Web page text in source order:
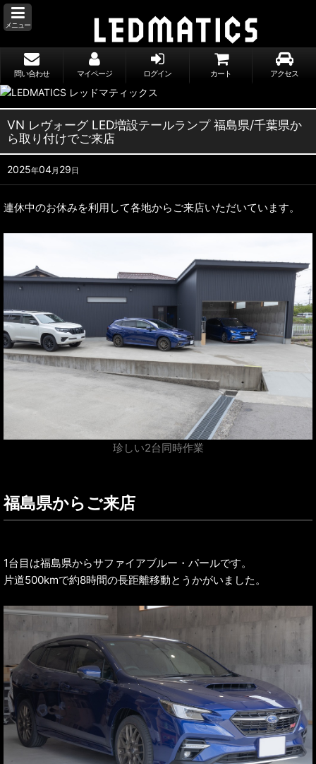
メニュー
問い合わせ マイページ ログイン カート アクセス
VN レヴォーグ LED増設テールランプ 福島県/千葉県か
ら取り付けでご来店
2025年04月 29日
連休中のお休みを利用して各地からご来店いただいています。
珍しい2台同時作業
福島県からご来店
1台目は福島県からサファイアブルー・パールです。
片道500kmで約8時間の長距離移動とうかがいました。